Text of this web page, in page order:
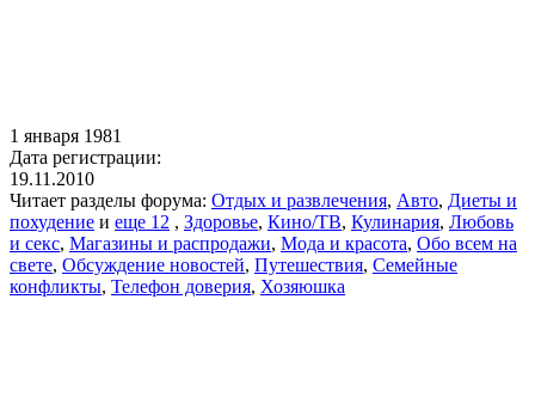
1 января 1981
Дата регистрации:
19.11.2010
Читает разделы форума: Отдых и развлечения, Авто, Диеты и
похудение и еще 12 , Здоровье, Кино/ТВ, Кулинария, Любовь
и секс, Магазины и распродажи, Мода и красота, Обо всем на
свете, Обсуждение новостей, Путешествия, Семейные
конфликты, Телефон доверия, Хозяюшка